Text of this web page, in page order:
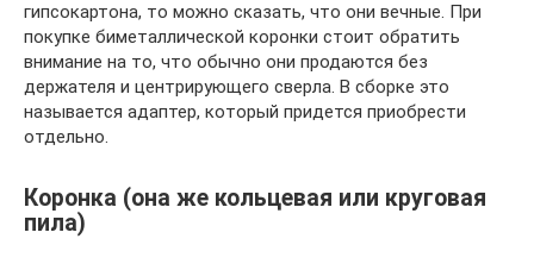
гипсокартона, то можно сказать, что они вечные. При
покупке биметаллической коронки стоит обратить
внимание на то, что обычно они продаются без
держателя и центрирующего сверла. В сборке это
называется адаптер, который придется приобрести
отдельно.
Коронка (она же кольцевая или круговая
пила)